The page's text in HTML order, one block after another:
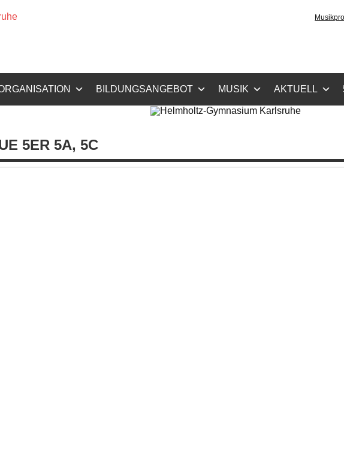
Helmholtz-Gymnasium
BILDUNGSANGEBOT MUSIK AKTUELL
5ER 5A, 5C